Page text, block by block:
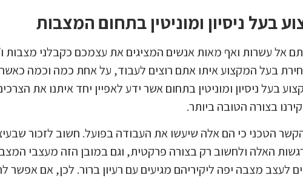
ניסיון ומוניטין בתחום המצבות
אל עשרות ואף מאות אנשים המציגים את עצמכם כקבלני מצבות
בעל המקצוע איתו אתם רוצים לעבוד, על אחת כמה וכמה
בעל ניסיון ומוניטין בתחום אשר ידע לאפיין יחד איתנו את
בצורה הטובה ביותר.
הטכני כי הם אלה שיעשו את העבודה בפועל. חשוב לזכור
האלה ולחשוב רק בצורה פרקטית, וגם במובן הזה מעצבי
מצבה יפה ליקיריהם מגיעים עם רעיון ברור. לכן, אם אפשר